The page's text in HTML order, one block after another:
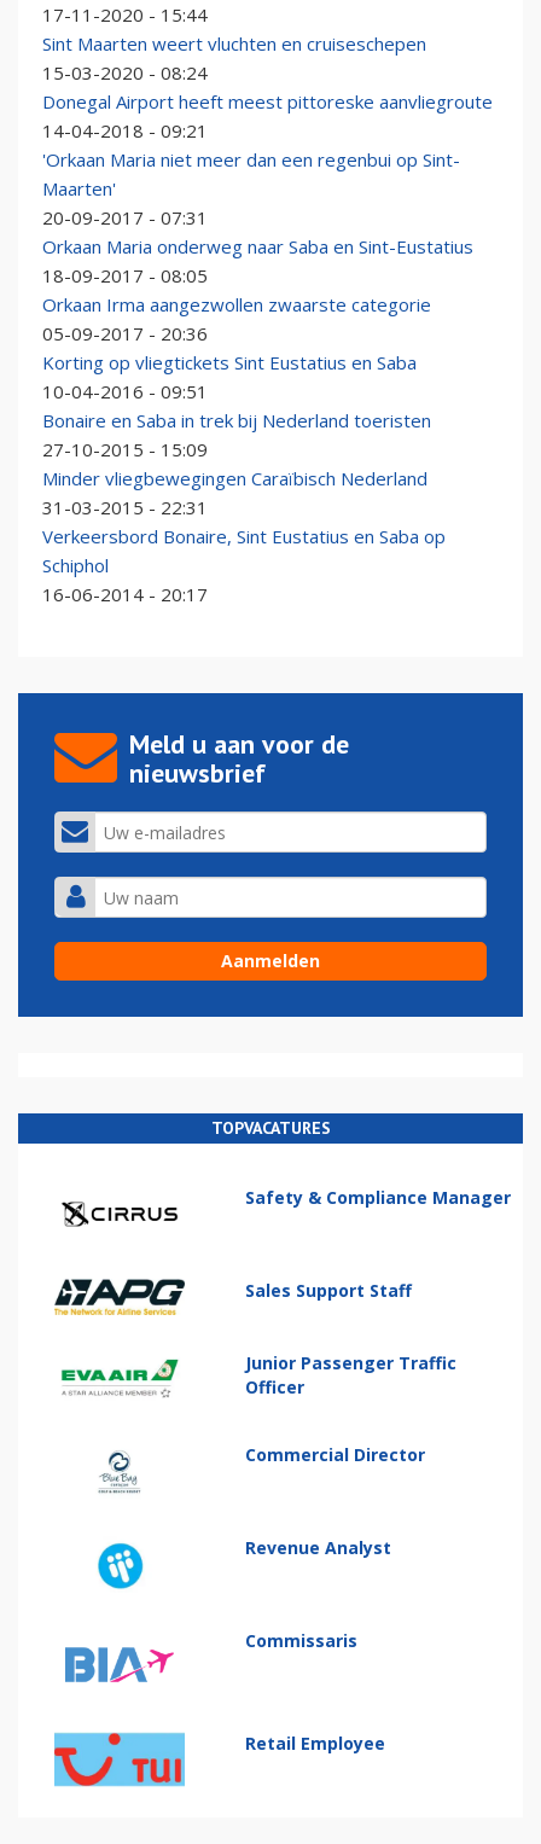
17-11-2020 - 15:44
Sint Maarten weert vluchten en cruiseschepen
15-03-2020 - 08:24
Donegal Airport heeft meest pittoreske aanvliegroute
14-04-2018 - 09:21
'Orkaan Maria niet meer dan een regenbui op Sint-
Maarten'
20-09-2017 - 07:31
Orkaan Maria onderweg naar Saba en Sint-Eustatius
18-09-2017 - 08:05
Orkaan Irma aangezwollen zwaarste categorie
05-09-2017 - 20:36
Korting op vliegtickets Sint Eustatius en Saba
10-04-2016 - 09:51
Bonaire en Saba in trek bij Nederland toeristen
27-10-2015 - 15:09
Minder vliegbewegingen Caraïbisch Nederland
31-03-2015 - 22:31
Verkeersbord Bonaire, Sint Eustatius en Saba op
Schiphol
16-06-2014 - 20:17
Meld u aan voor de
nieuwsbrief
TOPVACATURES
Safety & Compliance Manager
Sales Support Staff
Junior Passenger Traffic
Officer
Commercial Director
Revenue Analyst
Commissaris
Retail Employee